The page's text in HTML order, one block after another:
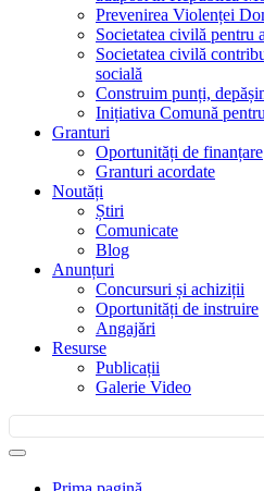
Prevenirea Violenței
Societatea civilă pentru
Societatea civilă
socială
Construim punți,
Inițiativa Comună
Granturi
Oportunități de finanțare
Granturi acordate
Noutăți
Știri
Comunicate
Blog
Anunțuri
Concursuri și achiziții
Oportunități de instruire
Angajări
Resurse
Publicații
Galerie Video